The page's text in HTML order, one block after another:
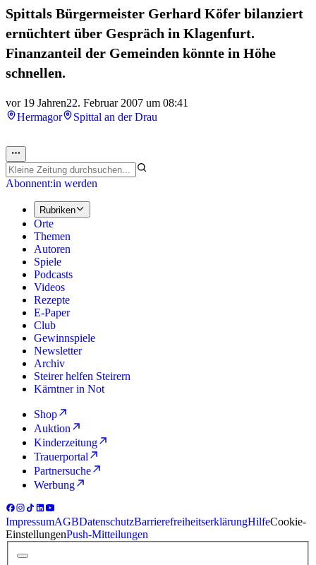
Spittals Bürgermeister Gerhard Köfer bilanziert
ernüchtert über Gespräch in Klagenfurt.
Finanzanteil der Gemeinden könnte in Höhe
schnellen.
vor 19 Jahren22. Februar 2007 um 08:41
Hermagor
Spittal an der Drau
Abonnent:in werden
Rubriken
Orte
Themen
Autoren
Spiele
Podcasts
Videos
Rezepte
E-Paper
Club
Gewinnspiele
Newsletter
Archiv
Steirer helfen Steirern
Kärntner in Not
Shop
Auktion
Kinderzeitung
Trauerportal
Partnersuche
Werbung
ImpressumAGBDatenschutzBarrierefreiheitserklärungHilfeCookie-
EinstellungenPush-Mitteilungen